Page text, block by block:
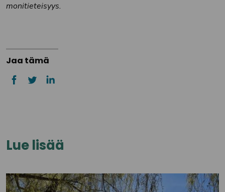
monitieteisyys.
Jaa tämä
Lue lisää